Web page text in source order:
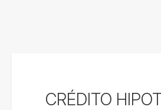
CRÉDITO